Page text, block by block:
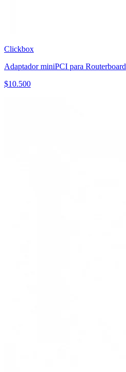
Clickbox
Adaptador miniPCI para Routerboard
$10.500